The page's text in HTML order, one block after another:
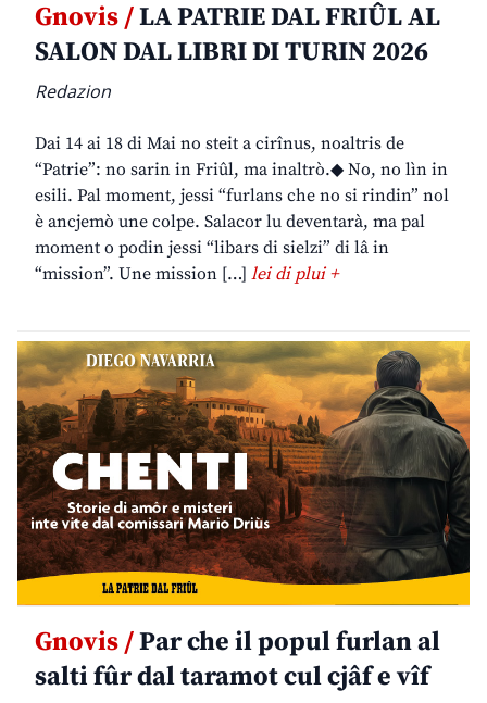
Gnovis /LA PATRIE DAL FRIÛL AL
SALON DAL LIBRI DI TURIN 2026
Redazion
Dai 14 ai 18 di Mai no steit a cirînus, noaltris de
“Patrie”: no sarin in Friûl, ma inaltrò.◆ No, no lìn in
esili. Pal moment, jessi “furlans che no si rindin” nol
è ancjemò une colpe. Salacor lu deventarà, ma pal
moment o podin jessi “libars di sielzi” di lâ in
“mission”. Une mission […] lei di plui +
Gnovis /Par che il popul furlan al
salti fûr dal taramot cul cjâf e vîf